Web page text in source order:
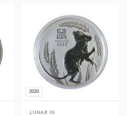
2020
LUNAR III